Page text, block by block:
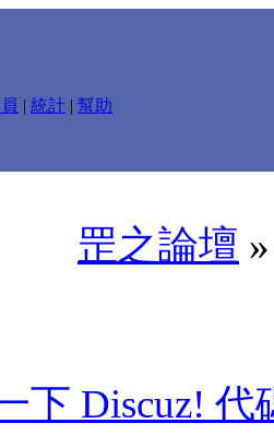
| 統計 | 幫助
罡之論壇
下 Discuz! 代